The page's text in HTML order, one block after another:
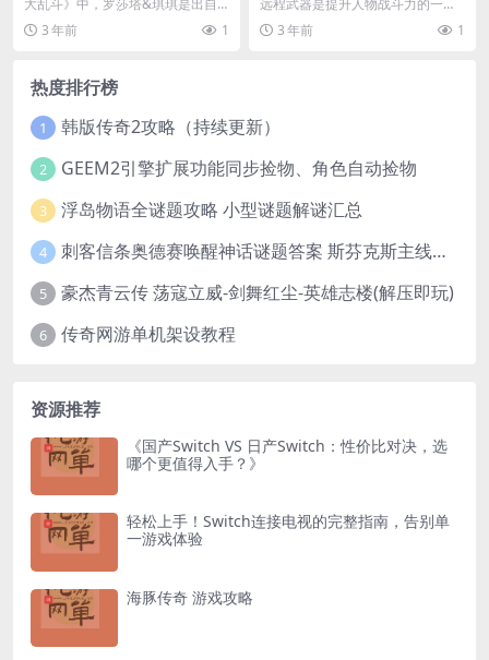
大乱斗》中，罗莎塔&琪琪是出自2
00...
3 年前 1
远程武器是提升人物战斗力的一项
重要物品，在尤其的...
3 年前 1
热度排行榜
1 韩版传奇2攻略（持续更新）
2 GEEM2引擎扩展功能同步捡物、角色自动捡物
3 浮岛物语全谜题攻略 小型谜题解谜汇总
4 刺客信条奥德赛唤醒神话谜题答案 斯芬克斯主线攻略
5 豪杰青云传 荡寇立威-剑舞红尘-英雄志楼(解压即玩)
6 传奇网游单机架设教程
资源推荐
《国产Switch VS 日产Switch：性价比对决，选
哪个更值得入手？》
轻松上手！Switch连接电视的完整指南，告别单
一游戏体验
海豚传奇 游戏攻略